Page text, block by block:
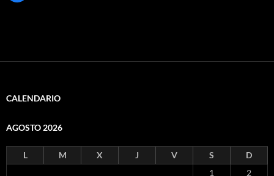
CALENDARIO
AGOSTO 2026
L M X J V S
D
1
2